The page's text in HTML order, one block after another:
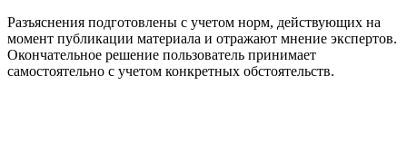
Разъяснения подготовлены с учетом норм, действующих на
момент публикации материала и отражают мнение экспертов.
Окончательное решение пользователь принимает
самостоятельно с учетом конкретных обстоятельств.